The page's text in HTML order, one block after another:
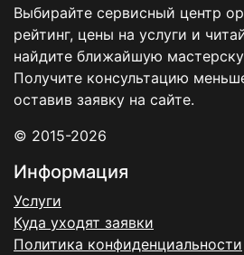
Выбирайте сервисный центр
рейтинг, цены на услуги и
найдите ближайшую
Получите консультацию
оставив заявку на сайте.
© 2015-2026
Информация
Услуги
Куда уходят заявки
Политика конфиденциальности